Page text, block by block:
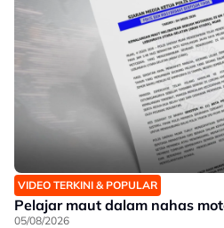
VIDEO TERKINI & POPULAR
Pelajar maut dalam nahas
05/08/2026